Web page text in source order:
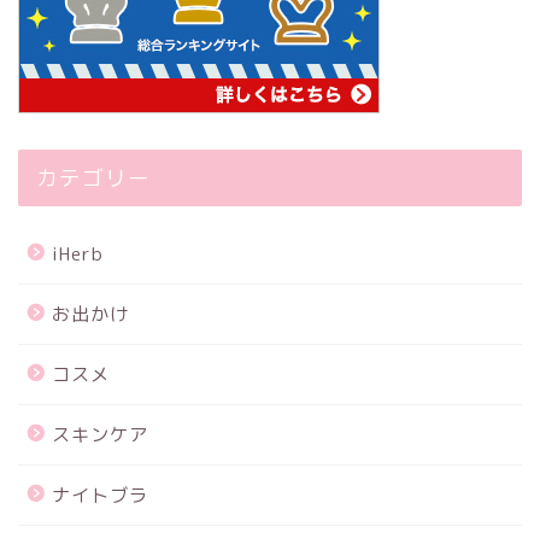
カテゴリー
iHerb
お出かけ
コスメ
スキンケア
ナイトブラ